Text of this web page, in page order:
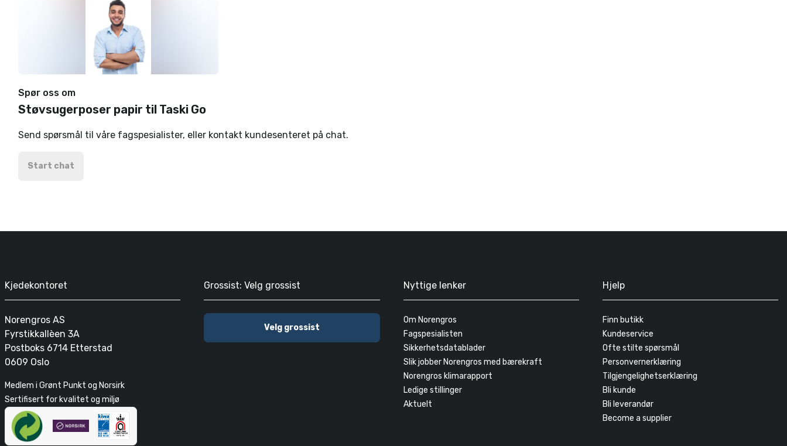
Spør oss om
Støvsugerposer papir til Taski Go
Send spørsmål til våre fagspesialister, eller kontakt kundesenteret på chat.
Start chat
Kjedekontoret
Norengros AS
Fyrstikkallèen 3A
Postboks 6714 Etterstad
0609 Oslo
Medlem i Grønt Punkt og Norsirk
Sertifisert for kvalitet og miljø
Grossist: Velg grossist
Velg grossist
Nyttige lenker
Om Norengros
Fagspesialisten
Sikkerhetsdatablader
Slik jobber Norengros med bærekraft
Norengros klimarapport
Ledige stillinger
Aktuelt
Hjelp
Finn butikk
Kundeservice
Ofte stilte spørsmål
Personvernerklæring
Tilgjengelighetserklæring
Bli kunde
Bli leverandør
Become a supplier